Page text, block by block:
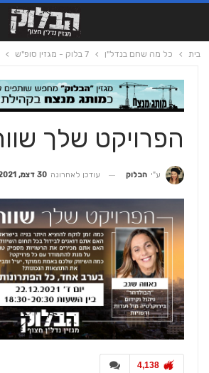
בית כל מה שחם בנדל"ן 7 בלוק - מגזין סופ"ש
הפרויקט שלך
ע"י הבלוק עודכן לאחרונה 30 דצמ, 2021
4,138